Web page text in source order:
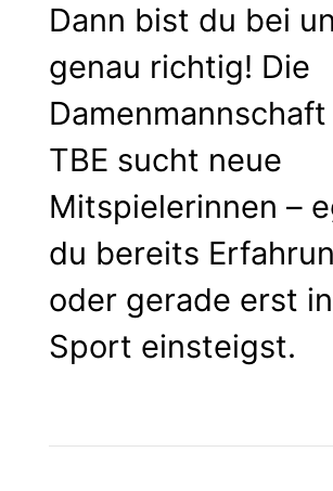
Dann bist du bei
genau richtig! Die
TBE sucht neue
Mitspielerinnen –
du bereits
oder gerade erst
Sport einsteigst.